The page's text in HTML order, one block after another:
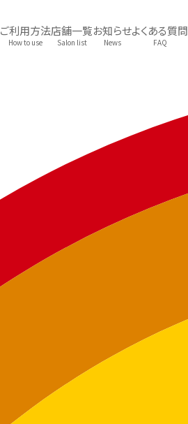
ご利用方法
How to use
店舗一覧
Salon list
お知らせ
News
よくある質問
FAQ